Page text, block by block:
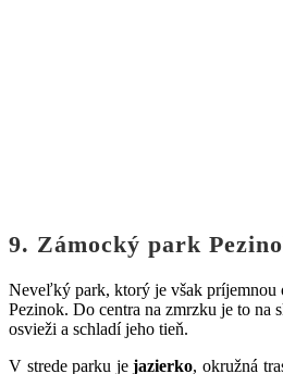
9. Zámocký park
Neveľký park, ktorý je však príjemnou
Pezinok. Do centra na zmrzku je to na
osvieži a schladí jeho tieň.
V strede parku jejazierko, okružná